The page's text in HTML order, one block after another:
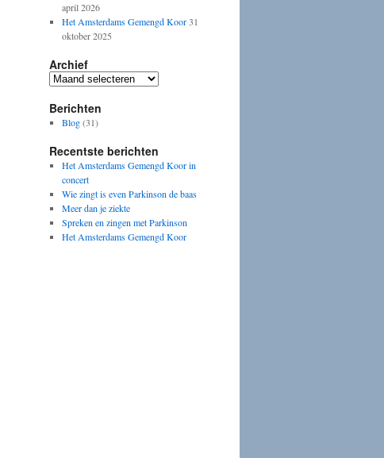
april 2026
Het Amsterdams Gemengd Koor 31
oktober 2025
Archief
Archief
Berichten
Blog(31)
Recentste berichten
Het Amsterdams Gemengd Koor in
concert
Wie zingt is even Parkinson de baas
Meer dan je ziekte
Spreken en zingen met Parkinson
Het Amsterdams Gemengd Koor